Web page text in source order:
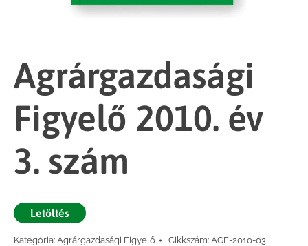
Agrárgazdasági
Figyelő 2010. év
3. szám
Letöltés
Kategória: Agrárgazdasági Figyelő Cikkszám: AGF-2010-03